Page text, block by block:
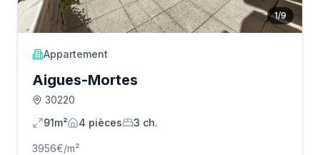
1/9
Appartement
Aigues-Mortes
30220
91m²
4 pièces 3 ch.
3956€/m²